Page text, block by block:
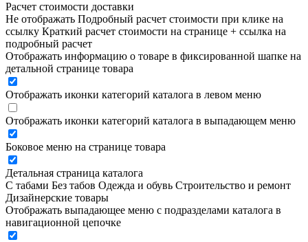
Расчет стоимости доставки
Не отображать Подробный расчет стоимости при клике на
ссылку Краткий расчет стоимости на странице + ссылка на
подробный расчет
Отображать информацию о товаре в фиксированной шапке на
детальной странице товара
Отображать иконки категорий каталога в левом меню
Отображать иконки категорий каталога в выпадающем меню
Боковое меню на странице товара
Детальная страница каталога
С табами Без табов Одежда и обувь Строительство и ремонт
Дизайнерские товары
Отображать выпадающее меню с подразделами каталога в
навигационной цепочке